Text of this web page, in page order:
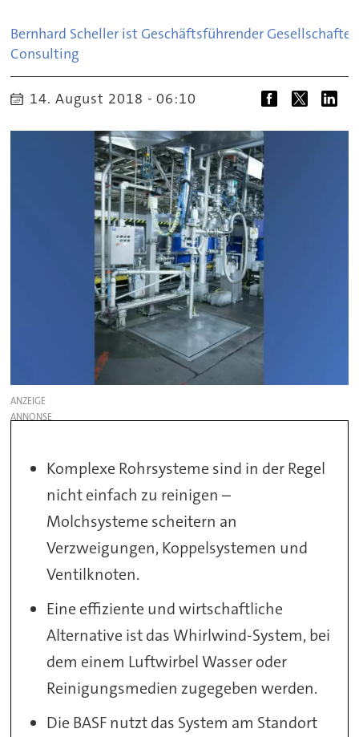
Bernhard Scheller ist Geschäftsführender
Consulting
14. August 2018 - 06:10
ANZEIGE
Komplexe Rohrsysteme sind in der Regel
nicht einfach zu reinigen –
Molchsysteme scheitern an
Verzweigungen, Koppelsystemen und
Ventilknoten.
Eine effiziente und wirtschaftliche
Alternative ist das Whirlwind-System, bei
dem einem Luftwirbel Wasser oder
Reinigungsmedien zugegeben werden.
Die BASF nutzt das System am Standort